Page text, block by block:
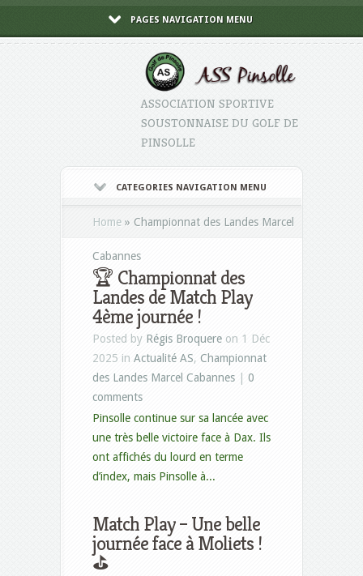
PAGES NAVIGATION MENU
ASSOCIATION SPORTIVE
SOUSTONNAISE DU GOLF DE
PINSOLLE
CATEGORIES NAVIGATION MENU
Home » Championnat des Landes Marcel
Cabannes
🏆 Championnat des
Landes de Match Play
4ème journée !
Posted by Régis Broquere on 1 Déc
2025 in Actualité AS, Championnat
des Landes Marcel Cabannes
0
comments
Pinsolle continue sur sa lancée avec
une très belle victoire face à Dax. Ils
ont affichés du lourd en terme
d’index, mais Pinsolle à...
Match Play – Une belle
journée face à Moliets !
⛳